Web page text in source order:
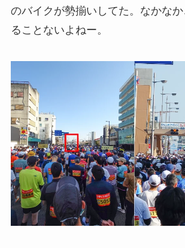
のバイクが勢揃いしてた。なかな
ることないよねー。